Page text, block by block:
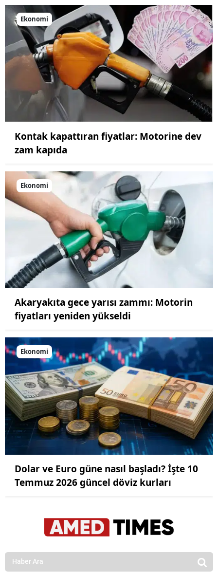
Ekonomi
Kontak kapattıran fiyatlar: Motorine dev
zam kapıda
Ekonomi
Akaryakıta gece yarısı zammı: Motorin
fiyatları yeniden yükseldi
Ekonomi
Dolar ve Euro güne nasıl başladı? İşte 10
Temmuz 2026 güncel döviz kurları